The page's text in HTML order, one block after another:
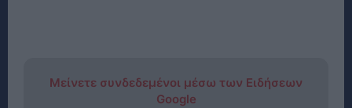
Μείνετε συνδεδεμένοι μέσω των Ειδήσεων
Google